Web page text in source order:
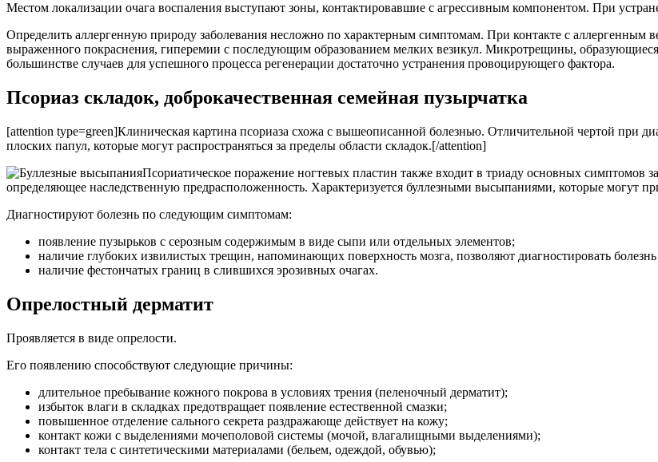
Местом локализации очага воспаления выступают зоны, контактировавшие с агрессивным компонентом. При
Определить аллергенную природу заболевания несложно по характерным симптомам. При контакте с аллергенным
выраженного покраснения, гиперемии с последующим образованием мелких везикул. Микротрещины, образующиеся
большинстве случаев для успешного процесса регенерации достаточно устранения провоцирующего фактора.
Псориаз складок, доброкачественная семейная пузырчатка
[attention type=green]Клиническая картина псориаза схожа с вышеописанной болезнью. Отличительной чертой при
плоских папул, которые могут распространяться за пределы области складок.[/attention]
Псориатическое поражение ногтевых пластин также входит в триаду основных симптомов
определяющее наследственную предрасположенность. Характеризуется буллезными высыпаниями, которые могут
Диагностируют болезнь по следующим симптомам:
появление пузырьков с серозным содержимым в виде сыпи или отдельных элементов;
наличие глубоких извилистых трещин, напоминающих поверхность мозга, позволяют диагностировать
наличие фестончатых границ в слившихся эрозивных очагах.
Опрелостный дерматит
Проявляется в виде опрелости.
Его появлению способствуют следующие причины:
длительное пребывание кожного покрова в условиях трения (пеленочный дерматит);
избыток влаги в складках предотвращает появление естественной смазки;
повышенное отделение сального секрета раздражающе действует на кожу;
контакт кожи с выделениями мочеполовой системы (мочой, влагалищными выделениями);
контакт тела с синтетическими материалами (бельем, одеждой, обувью);